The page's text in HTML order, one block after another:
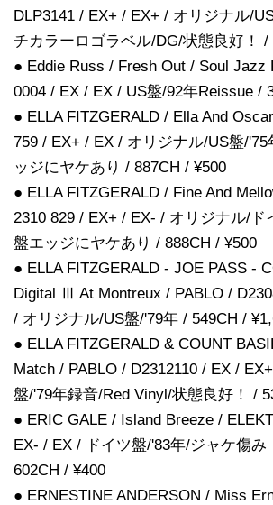
DLP3141 / EX+ / EX+ / オリジナル/
チカラーロゴラベル/DG/状態良好！ /
● Eddie Russ / Fresh Out / Soul Jazz
0004 / EX / EX / US盤/92年Reissue /
● ELLA FITZGERALD / Ella And
759 / EX+ / EX / オリジナル/US盤/'75
ッジにヤケあり / 887CH / ¥500
● ELLA FITZGERALD / Fine And
2310 829 / EX+ / EX- / オリジナル/ド
盤エッジにヤケあり / 888CH / ¥500
● ELLA FITZGERALD - JOE PASS -
Digital Ⅲ At Montreux / PABLO /
/ オリジナル/US盤/'79年 / 549CH /
● ELLA FITZGERALD & COUNT
Match / PABLO / D2312110 / EX /
盤/'79年録音/Red Vinyl/状態良好！ /
● ERIC GALE / Island Breeze /
EX- / EX / ドイツ盤/'83年/ジャケ傷み
602CH / ¥400
● ERNESTINE ANDERSON / Miss